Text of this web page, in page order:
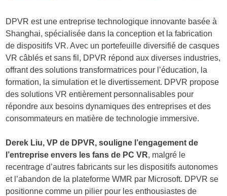
DPVR est une entreprise technologique innovante basée à
Shanghai, spécialisée dans la conception et la fabrication
de dispositifs VR. Avec un portefeuille diversifié de casques
VR câblés et sans fil, DPVR répond aux diverses industries,
offrant des solutions transformatrices pour l’éducation, la
formation, la simulation et le divertissement. DPVR propose
des solutions VR entièrement personnalisables pour
répondre aux besoins dynamiques des entreprises et des
consommateurs en matière de technologie immersive.
Derek Liu, VP de DPVR, souligne l’engagement de
l’entreprise envers les fans de PC VR, malgré le
recentrage d’autres fabricants sur les dispositifs autonomes
et l’abandon de la plateforme WMR par Microsoft. DPVR se
positionne comme un pilier pour les enthousiastes de